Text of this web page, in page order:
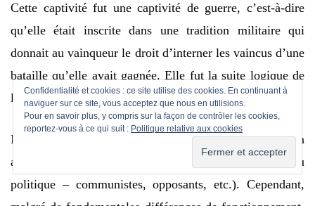
Cette captivité fut une captivité de guerre, c’est-à-dire
qu’elle était inscrite dans une tradition militaire qui
donnait au vainqueur le droit d’interner les vaincus d’une
bataille qu’elle avait gagnée. Elle fut la suite logique de
la défaite française de 1940.
Il est important de différencier la captivité de ce que l’on
appelle la déportation (raciale – Juifs, Tsiganes – ou
politique – communistes, opposants, etc.). Cependant,
Confidentialité et cookies : ce site utilise des cookies. En continuant à
naviguer sur ce site, vous acceptez que nous en utilisions.
Pour en savoir plus, y compris sur la façon de contrôler les cookies,
reportez-vous à ce qui suit : Politique relative aux cookies